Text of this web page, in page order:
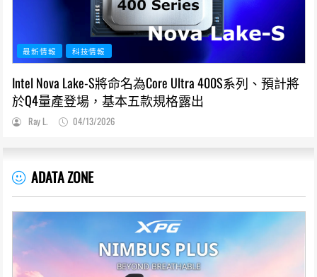
最新情報 科技情報
Intel Nova Lake-S將命名為Core Ultra 400S系列、預計將
於Q4量產登場，基本五款規格露出
Ray L. 04/13/2026
ADATA ZONE